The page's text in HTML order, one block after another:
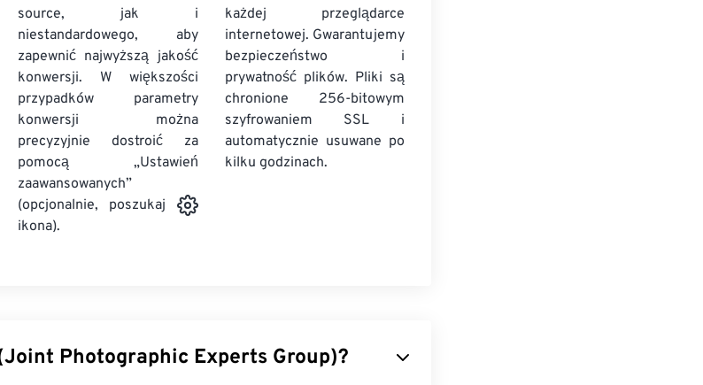
source, jak i
niestandardowego, aby
zapewnić najwyższą jakość
konwersji. W większości
przypadków parametry
konwersji można
precyzyjnie dostroić za
pomocą „Ustawień
zaawansowanych”
(opcjonalnie, poszukaj
ikona).
każdej przeglądarce
internetowej. Gwarantujemy
bezpieczeństwo i
prywatność plików. Pliki są
chronione 256-bitowym
szyfrowaniem SSL i
automatycznie usuwane po
kilku godzinach.
Photographic Experts Group)?